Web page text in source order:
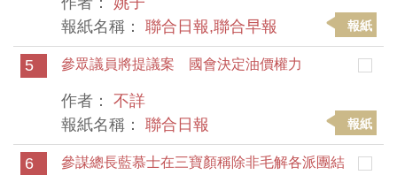
報紙名稱： 聯合日報,聯合早報 報紙
5 參眾議員將提議案 國會決定油價權力
作者： 不詳
報紙名稱： 聯合日報 報紙
6
參謀總長藍慕士在三寶顏稱除非毛解各派團結